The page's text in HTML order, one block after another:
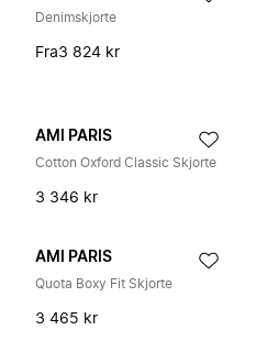
Denimskjorte
Fra3 824 kr
AMI PARIS
Cotton Oxford Classic Skjorte
3 346 kr
AMI PARIS
Quota Boxy Fit Skjorte
3 465 kr